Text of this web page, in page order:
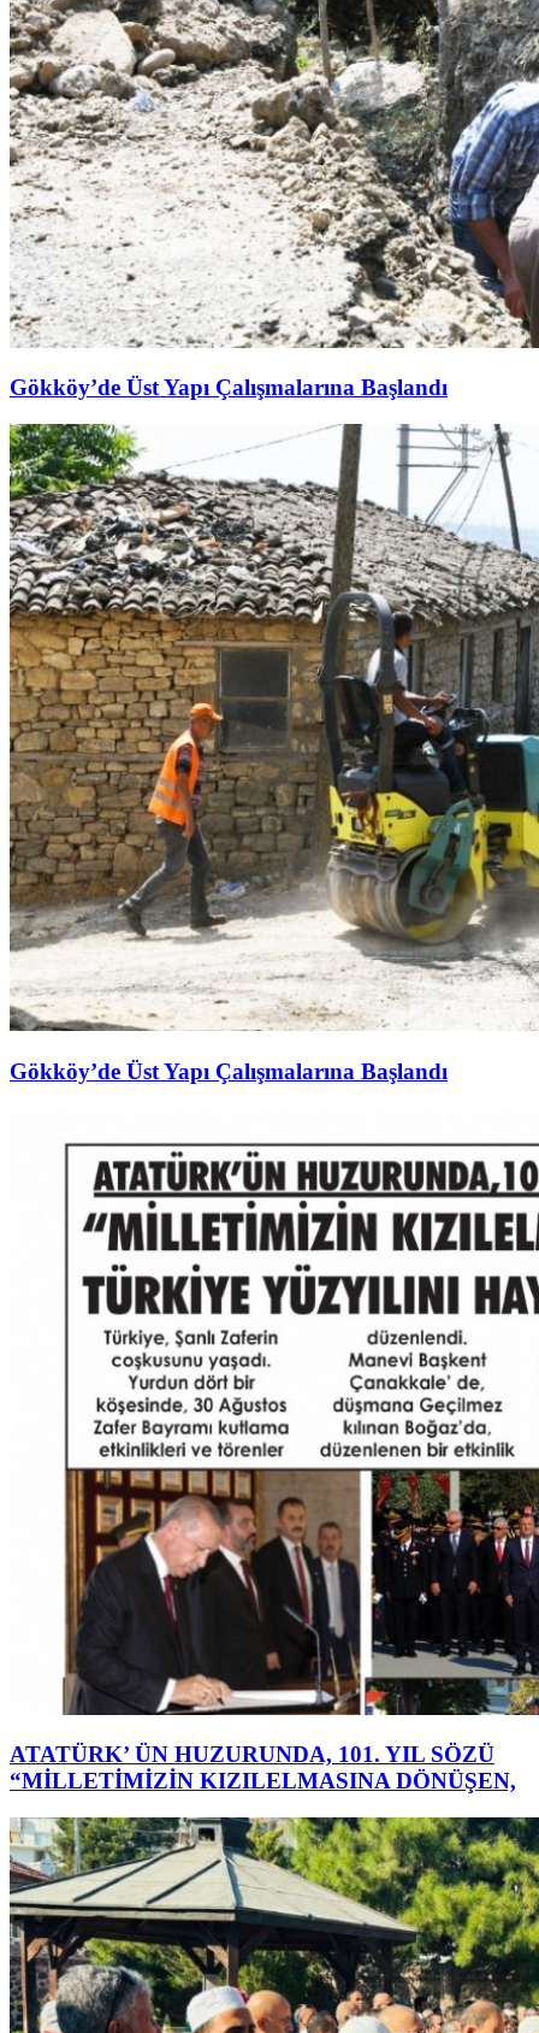
Gökköy’de Üst Yapı Çalışmalarına Başlandı
Gökköy’de Üst Yapı Çalışmalarına Başlandı
ATATÜRK’ ÜN HUZURUNDA, 101. YIL SÖZÜ
“MİLLETİMİZİN KIZILELMASINA DÖNÜŞEN,